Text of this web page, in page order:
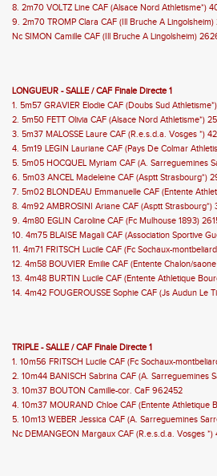
8. 2m70 VOLTZ Line CAF (Alsace Nord Athletisme*)
9. 2m70 TROMP Clara CAF (Ill Bruche A
Nc SIMON Camille CAF (Ill Bruche A Lingolsheim)
LONGUEUR - SALLE / CAF Finale Directe 1
1. 5m57 GRAVIER Elodie CAF (Doubs Sud
2. 5m50 FETT Olivia CAF (Alsace Nord Athletisme*)
3. 5m37 MALOSSE Laure CAF (R.e.s.d.a. Vosges *)
4. 5m19 LEGIN Lauriane CAF (Pays De Colmar
5. 5m05 HOCQUEL Myriam CAF (A. Sarreguemines
6. 5m03 ANCEL Madeleine CAF (Asptt Strasbourg*)
7. 5m02 BLONDEAU Emmanuelle CAF (Entente
8. 4m92 AMBROSINI Ariane CAF (Asptt Strasbourg*)
9. 4m80 EGLIN Caroline CAF (Fc Mulhouse 1893)
10. 4m75 BLAISE Magali CAF (Association Sportive
11. 4m71 FRITSCH Lucile CAF (Fc Sochaux-
12. 4m58 BOUVIER Emilie CAF (Entente Chalon/
13. 4m48 BURTIN Lucile CAF (Entente Athletique
14. 4m42 FOUGEROUSSE Sophie CAF (Js Audun Le
TRIPLE - SALLE / CAF Finale Directe 1
1. 10m56 FRITSCH Lucile CAF (Fc Sochaux-
2. 10m44 BANISCH Sabrina CAF (A. Sarreguemines
3. 10m37 BOUTON Camille-cor. CaF 962452
4. 10m37 MOURAND Chloe CAF (Entente Athletique
5. 10m13 WEBER Jessica CAF (A. Sarreguemines
Nc DEMANGEON Margaux CAF (R.e.s.d.a. Vosges *)